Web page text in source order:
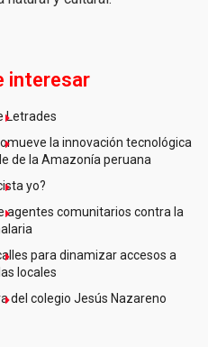
interesar
Letrades
la innovación tecnológica
de la Amazonía peruana
yo?
agentes comunitarios contra la
para dinamizar accesos a
locales
del colegio Jesús Nazareno